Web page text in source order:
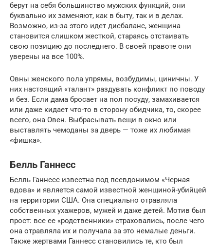
берут на себя большинство мужских функций, они
буквально их заменяют, как в быту, так и в делах.
Возможно, из-за этого идет дисбаланс, женщина
становится слишком жесткой, стараясь отстаивать
свою позицию до последнего. В своей правоте они
уверены на все 100%.
Овны женского пола упрямы, возбудимы, циничны. У
них настоящий «талант» раздувать конфликт по поводу
и без. Если дама бросает на пол посуду, замахивается
или даже кидает что-то в сторону обидчика, то, скорее
всего, она Овен. Выбрасывать вещи в окно или
выставлять чемоданы за дверь — тоже их любимая
«фишка».
Белль Ганнесс
Белль Ганнесс известна под псевдонимом «Черная
вдова» и является самой известной женщиной-убийцей
на территории США. Она специально отравляла
собственных ухажеров, мужей и даже детей. Мотив был
прост: все ее «родственники» страховались, после чего
она отравляла их и получала за это немалые деньги.
Также жертвами Ганнесс становились те, кто был